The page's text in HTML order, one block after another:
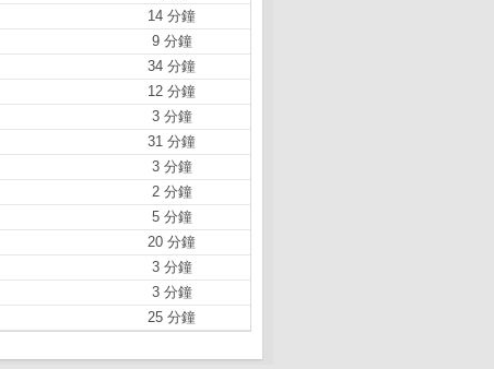
14 分鐘
9 分鐘
34 分鐘
12 分鐘
3 分鐘
31 分鐘
3 分鐘
2 分鐘
5 分鐘
20 分鐘
3 分鐘
3 分鐘
25 分鐘